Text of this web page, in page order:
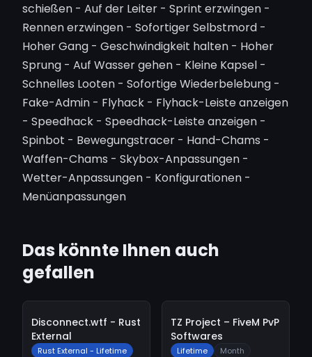
schießen - Auf der Leiter - Sprint erzwingen -
Rennen erzwingen - Sofortiger Selbstmord -
Hoher Gang - Geschwindigkeit halten - Hoher
Sprung - Auf Wasser gehen - Kleine Kapsel -
Schnelles Looten - Sofortige Wiederbelebung -
Fake-Admin - Flyhack - Flyhack-Leiste anzeigen
- Speedhack - Speedhack-Leiste anzeigen -
Spinbot - Bewegungstracer - Hand-Chams -
Waffen-Chams - Skybox-Anpassungen -
Wetter-Anpassungen - Konfigurationen -
Menüanpassungen
Das könnte Ihnen auch
gefallen
-
Disconnect.wtf - Rust
External
Rust External - Lifetime
TZ Project – FiveM PvP
Softwares
Lifetime
Month